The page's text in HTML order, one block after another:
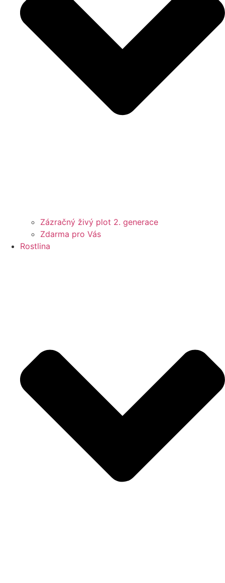
Zázračný živý plot 2. generace
Zdarma pro Vás
Rostlina